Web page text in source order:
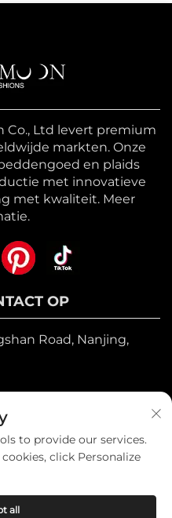
Co., Ltd levert premium
markten. Onze
en plaids
met innovatieve
met kwaliteit. Meer
OP
Road, Nanjing,
Heniemo Home
—
to provide our services.
click Personalize
all